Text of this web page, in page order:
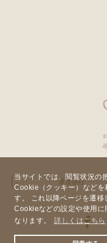
当サイトでは、閲覧状況の
Cookie（クッキー）などを
す。 これ以降ページを遷移
Cookieなどの設定や使用に
なります。
詳しくはこちら
運営会社